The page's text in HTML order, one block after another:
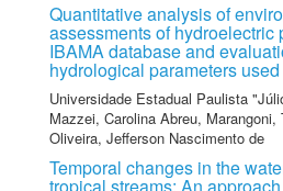
Quantitative analysis of
assessments of hydroelectric
IBAMA database and
hydrological parameters used
Universidade Estadual Paulista
Mazzei, Carolina Abreu, Marangoni,
Oliveira, Jefferson Nascimento de
Temporal changes in the